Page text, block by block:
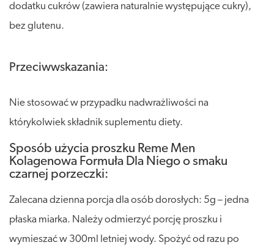
dodatku cukrów (zawiera naturalnie występujące cukry),
bez glutenu.
Przeciwwskazania:
Nie stosować w przypadku nadwrażliwości na
którykolwiek składnik suplementu diety.
Sposób użycia proszku Reme Men
Kolagenowa Formuła Dla Niego o smaku
czarnej porzeczki:
Zalecana dzienna porcja dla osób dorosłych: 5g – jedna
płaska miarka. Należy odmierzyć porcję proszku i
wymieszać w 300ml letniej wody. Spożyć od razu po